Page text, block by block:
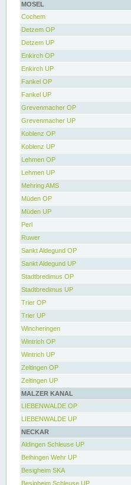
MOSEL
Cochem
Detzem OP
Detzem UP
Enkirch OP
Enkirch UP
Fankel OP
Fankel UP
Grevenmacher OP
Grevenmacher UP
Koblenz OP
Koblenz UP
Lehmen OP
Lehmen UP
Mehring AMS
Müden OP
Müden UP
Perl
Ruwer
Sankt Aldegund OP
Sankt Aldegund UP
Stadtbredimus OP
Stadtbredimus UP
Trier OP
Trier UP
Wincheringen
Wintrich OP
Wintrich UP
Zeltingen OP
Zeltingen UP
MALZER KANAL
LIEBENWALDE OP
LIEBENWALDE UP
NECKAR
Aldingen Schleuse UP
Beihingen Wehr UP
Besigheim SKA
Besigheim Schleuse UP